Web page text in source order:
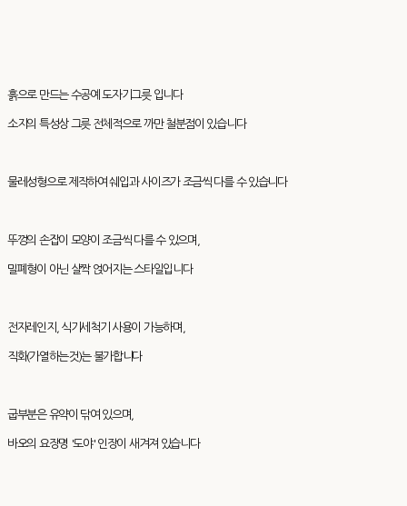
흙으로 만드는 수공예 도자기그릇 입니다
소지의 특성상 그릇 전체적으로 까만 철분점이 있습니다
물레성형으로 제작하여 쉐입과 사이즈가 조금씩 다를 수 있습니다
뚜껑의 손잡이 모양이 조금씩 다를 수 있으며,
밀폐형이 아닌 살짝 얹어지는 스타일입니다
전자레인지, 식기세척기 사용이 가능하며,
직화(가열하는것)는 불가합니다
굽부분은 유약이 닦여 있으며,
바오의 요장명 '도야' 인장이 새겨져 있습니다